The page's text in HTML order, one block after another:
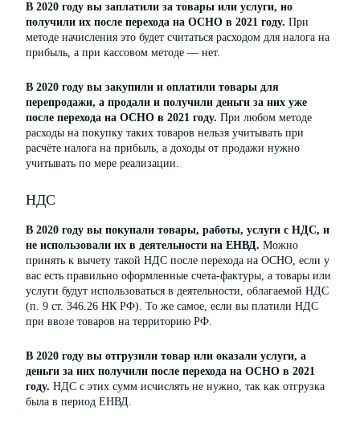
В 2020 году вы заплатили за товары или услуги, но
получили их после перехода на ОСНО в 2021 году. При
методе начисления это будет считаться расходом для налога на
прибыль, а при кассовом методе — нет.
В 2020 году вы закупили и оплатили товары для
перепродажи, а продали и получили деньги за них уже
после перехода на ОСНО в 2021 году. При любом методе
расходы на покупку таких товаров нельзя учитывать при
расчёте налога на прибыль, а доходы от продажи нужно
учитывать по мере реализации.
НДС
В 2020 году вы покупали товары, работы, услуги с НДС, и
не использовали их в деятельности на ЕНВД. Можно
принять к вычету такой НДС после перехода на ОСНО, если у
вас есть правильно оформленные счета-фактуры, а товары или
услуги будут использоваться в деятельности, облагаемой НДС
(п. 9 ст. 346.26 НК РФ). То же самое, если вы платили НДС
при ввозе товаров на территорию РФ.
В 2020 году вы отгрузили товар или оказали услуги, а
деньги за них получили после перехода на ОСНО в 2021
году. НДС с этих сумм исчислять не нужно, так как отгрузка
была в период ЕНВД.